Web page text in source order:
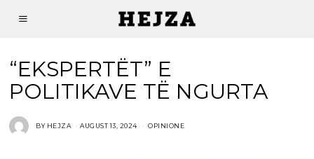
“EKSPERTËT” E
POLITIKAVE TË NGURTA
BY HEJZA AUGUST 13, 2024 OPINIONE